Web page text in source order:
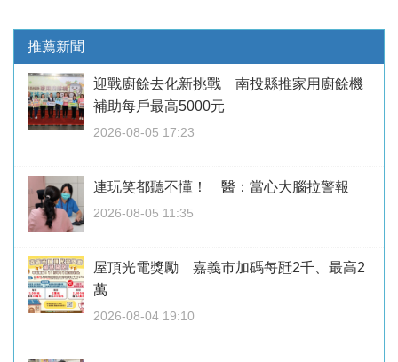
推薦新聞
迎戰廚餘去化新挑戰 南投縣推家用廚餘機
補助每戶最高5000元
2026-08-05 17:23
連玩笑都聽不懂！ 醫：當心大腦拉警報
2026-08-05 11:35
屋頂光電獎勵 嘉義市加碼每瓩2千、最高2
萬
2026-08-04 19:10